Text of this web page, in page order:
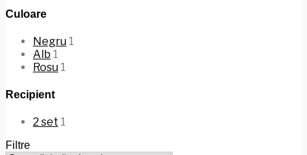
Culoare
Negru 1
Alb 1
Rosu 1
Recipient
2 set 1
Filtre